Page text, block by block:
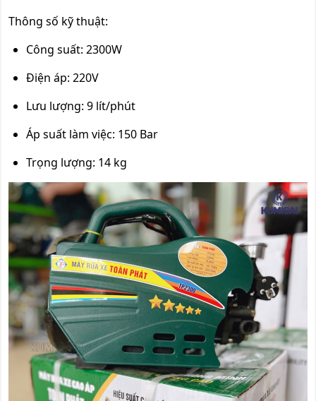
Thông số kỹ thuật:
Công suất: 2300W
Điện áp: 220V
Lưu lượng: 9 lít/phút
Áp suất làm việc: 150 Bar
Trọng lượng: 14 kg